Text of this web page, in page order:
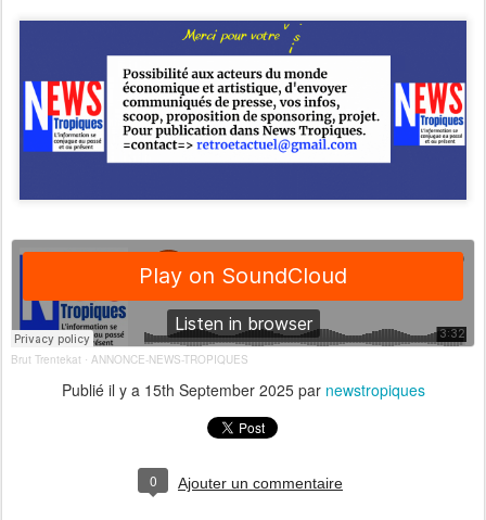
Brut Trentekat · ANNONCE-NEWS-TROPIQUES
Publié il y a 15th September 2025par newstropiques
0 Ajouter un commentaire